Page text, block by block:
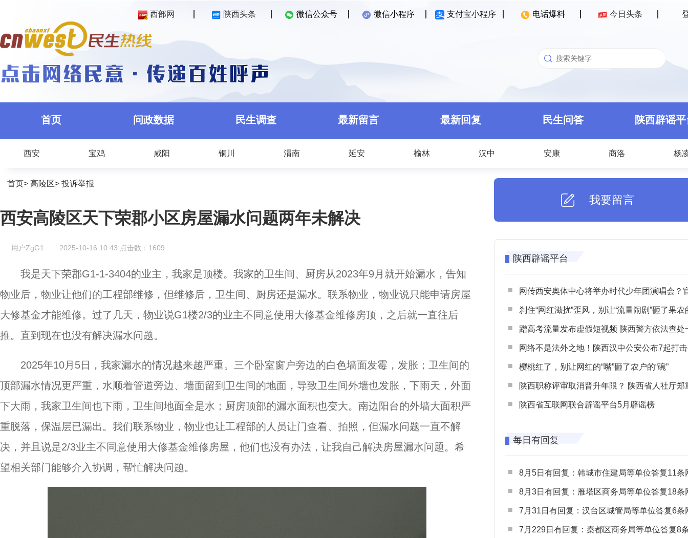
西部网 陕西头条 微信公众号 微信小程序 支付宝小程序 电话爆料 今日头条
首页 问政数据 民生调查 最新留言 最新回复 民生问答 陕西辟谣
西安 宝鸡 咸阳 铜川 渭南 延安 榆林 汉中 安康 商洛 杨
首页> 高陵区> 投诉举报
西安高陵区天下荣郡小区房屋漏水问题两年未解决
用户ZgG1 2025-10-16 10:43 点击数： 1609
我是天下荣郡G1-1-3404的业主，我家是顶楼。我家的卫生间、厨房从2023年9月就开始漏水，告知
物业后，物业让他们的工程部维修，但维修后，卫生间、厨房还是漏水。联系物业，物业说只能申请房屋
大修基金才能维修。过了几天，物业说G1楼2/3的业主不同意使用大修基金维修房顶，之后就一直往后
推。直到现在也没有解决漏水问题。
2025年10月5日，我家漏水的情况越来越严重。三个卧室窗户旁边的白色墙面发霉，发胀；卫生间的
顶部漏水情况更严重，水顺着管道旁边、墙面留到卫生间的地面，导致卫生间外墙也发胀，下雨天，外面
下大雨，我家卫生间也下雨，卫生间地面全是水；厨房顶部的漏水面积也变大。南边阳台的外墙大面积严
重脱落，保温层已漏出。我们联系物业，物业也让工程部的人员让门查看、拍照，但漏水问题一直不解
决，并且说是2/3业主不同意使用大修基金维修房屋，他们也没有办法，让我自己解决房屋漏水问题。希
望相关部门能够介入协调，帮忙解决问题。
我要留言
陕西辟谣平台
网传西安奥体中心将举办时代少年团演唱会？官方回应：纯
刹住“网红滋扰”歪风，别让“流量闹剧”砸了果农
蹭高考流量发布虚假短视频 陕西警方依法查处一起涉高考网络
网络不是法外之地！陕西汉中公安公布7起打击整治网谣网暴典型
樱桃红了，别让网红的“嘴”砸了农户的“碗”
陕西职称评审取消晋升年限？ 陕西省人社厅郑重声明 谨防职称评审不实言
陕西省互联网联合辟谣平台5月辟谣榜
每日有回复
8月5日有回复：韩城市住建局等单位答复11条网民
8月3日有回复：雁塔区商务局等单位答复18条网民
7月31日有回复：汉台区城管局等单位答复6条网民
7月229日有回复：秦都区商务局等单位答复8条网民